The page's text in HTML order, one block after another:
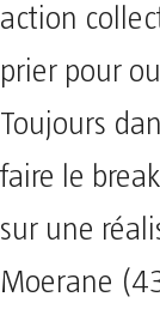
action
prier pour
Toujours
faire le
sur une
Moerane